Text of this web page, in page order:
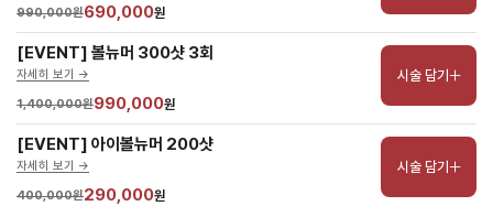
990,000원690,000원
[EVENT] 볼뉴머 300샷 3회
자세히 보기 ->
1,400,000원990,000원
시술 담기
[EVENT] 아이볼뉴머 200샷
자세히 보기 ->
400,000원290,000원
시술 담기